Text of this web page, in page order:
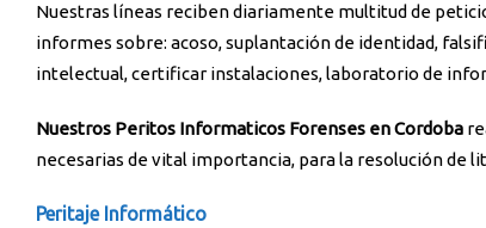
Nuestras líneas reciben diariamente multitud de
informes sobre: acoso, suplantación de identidad,
intelectual, certificar instalaciones, laboratorio de
Nuestros Peritos Informaticos Forenses en Cordoba
necesarias de vital importancia, para la resolución de
Peritaje Informático